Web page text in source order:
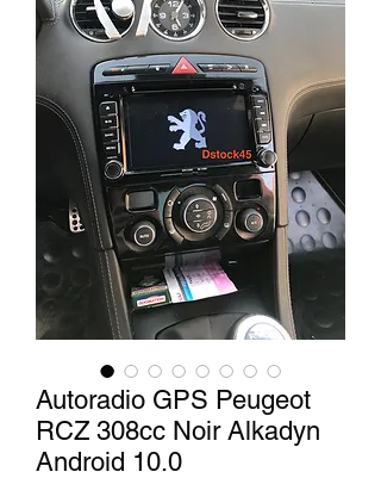
Autoradio GPS Peugeot
RCZ 308cc Noir Alkadyn
Android 10.0